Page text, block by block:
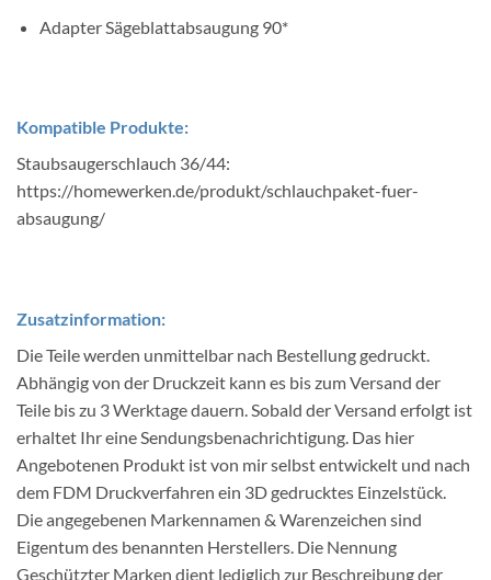
Adapter Sägeblattabsaugung 90*
Kompatible Produkte:
Staubsaugerschlauch 36/44:
https://homewerken.de/produkt/schlauchpaket-fuer-
absaugung/
Zusatzinformation:
Die Teile werden unmittelbar nach Bestellung gedruckt.
Abhängig von der Druckzeit kann es bis zum Versand der
Teile bis zu 3 Werktage dauern. Sobald der Versand erfolgt ist
erhaltet Ihr eine Sendungsbenachrichtigung. Das hier
Angebotenen Produkt ist von mir selbst entwickelt und nach
dem FDM Druckverfahren ein 3D gedrucktes Einzelstück.
Die angegebenen Markennamen & Warenzeichen sind
Eigentum des benannten Herstellers. Die Nennung
Geschützter Marken dient lediglich zur Beschreibung der